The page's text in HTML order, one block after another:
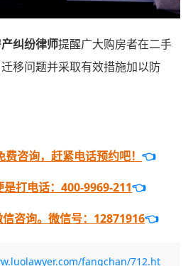
纠纷律师提醒广大购房者在二手
移问题并采取有效措施加以防
咨询，赶紧电话预约吧！ 👈
打电话：400-9969-211👈
咨询。微信号：12871916👈
fangchan/712.ht